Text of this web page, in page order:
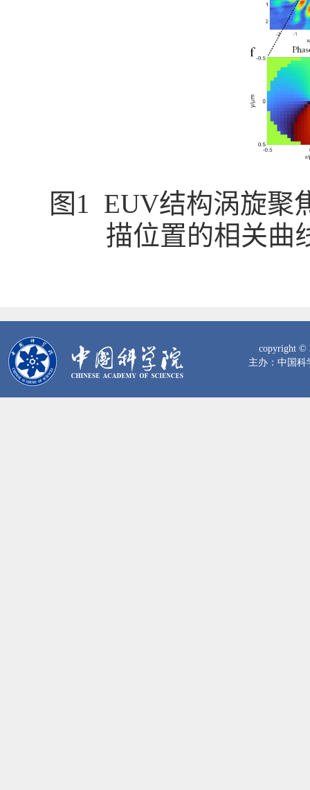
图 1 EUV结构涡旋聚
描位置的相关曲
copyright ©
主办：中国科